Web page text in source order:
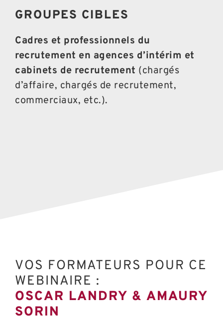
GROUPES CIBLES
Cadres et professionnels du
recrutement en agences d’intérim et
cabinets de recrutement (chargés
d’affaire, chargés de recrutement,
commerciaux, etc.).
VOS FORMATEURS POUR CE
WEBINAIRE :
OSCAR LANDRY & AMAURY
SORIN